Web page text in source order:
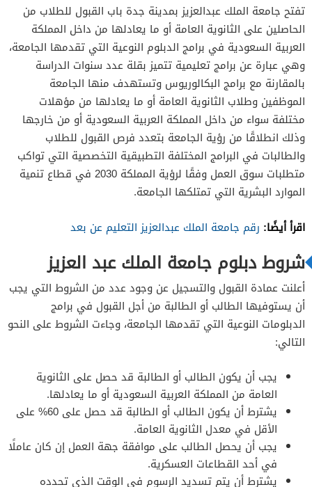
تفتح جامعة الملك عبدالعزيز بمدينة جدة باب القبول للطلاب من
الحاصلين على الثانوية العامة أو ما يعادلها من داخل المملكة
العربية السعودية في برامج الدبلوم النوعية التي تقدمها الجامعة،
وهي عبارة عن برامج تعليمية تتميز بقلة عدد سنوات الدراسة
بالمقارنة مع برامج البكالوريوس وتستهدف منها الجامعة
الموظفين وطلاب الثانوية العامة أو ما يعادلها من مؤهلات
مختلفة سواء من داخل المملكة العربية السعودية أو من خارجها
وذلك انطلاقًا من رؤية الجامعة بتعدد فرص القبول للطلاب
والطالبات في البرامج المختلفة التطبيقية التخصصية التي تواكب
متطلبات سوق العمل وفقًا لرؤية المملكة 2030 في قطاع تنمية
الموارد البشرية التي تمتلكها الجامعة.
اقرأ أيضًا: رقم جامعة الملك عبدالعزيز التعليم عن بعد
شروط دبلوم جامعة الملك عبد العزيز
أعلنت عمادة القبول والتسجيل عن وجود عدد من الشروط التي يجب
أن يستوفيها الطالب أو الطالبة من أجل القبول في برامج
الدبلومات النوعية التي تقدمها الجامعة، وجاءت الشروط على النحو
التالي:
يجب أن يكون الطالب أو الطالبة قد حصل على الثانوية
العامة من المملكة العربية السعودية أو ما يعادلها.
يشترط أن يكون الطالب أو الطالبة قد حصل على 60% على
الأقل في معدل الثانوية العامة.
يجب أن يحصل الطالب على موافقة جهة العمل إن كان عاملًا
في أحد القطاعات العسكرية.
يشترط أن يتم تسديد الرسوم في الوقت الذي تحدده